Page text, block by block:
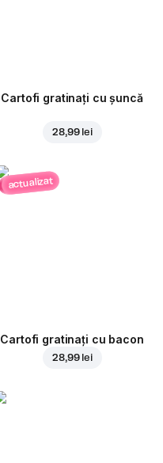
Cartofi gratinați cu șuncă
28,99 lei
actualizat
Cartofi gratinați cu bacon
28,99 lei